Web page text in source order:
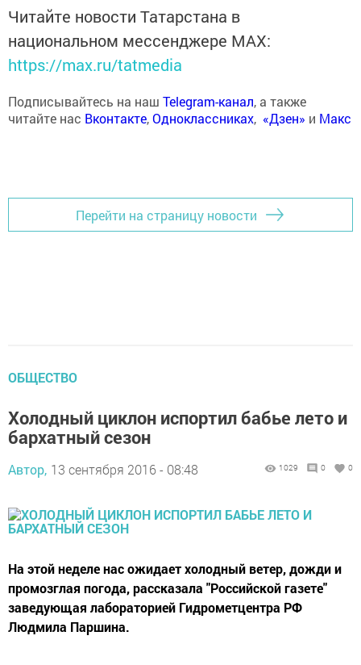
Читайте новости Татарстана в
национальном мессенджере MАХ:
https://max.ru/tatmedia
Подписывайтесь на наш Telegram-канал, а также
читайте нас Вконтакте,Одноклассниках, «Дзен» и Макс
Перейти на страницу новости
ОБЩЕСТВО
Холодный циклон испортил бабье лето и
бархатный сезон
Автор, 13 сентября 2016 - 08:48 1029 0 0
На этой неделе нас ожидает холодный ветер, дожди и
промозглая погода, рассказала "Российской газете"
заведующая лабораторией Гидрометцентра РФ
Людмила Паршина.